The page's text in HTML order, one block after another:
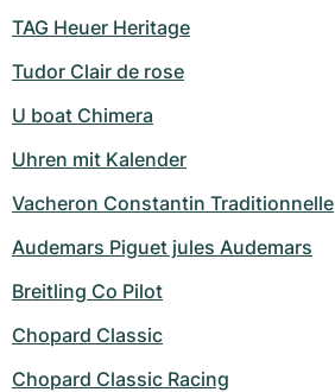
TAG Heuer Heritage
Tudor Clair de rose
U boat Chimera
Uhren mit Kalender
Vacheron Constantin Traditionnelle
Audemars Piguet jules Audemars
Breitling Co Pilot
Chopard Classic
Chopard Classic Racing